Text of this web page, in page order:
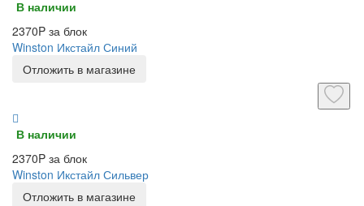
В наличии
2370P за блок
Winston Икстайл Синий
Отложить в магазине
В наличии
2370P за блок
Winston Икстайл Сильвер
Отложить в магазине